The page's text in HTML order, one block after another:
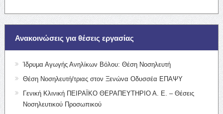
Ανακοινώσεις για θέσεις εργασίας
Ίδρυμα Αγωγής Ανηλίκων Βόλου: Θέση Νοσηλευτή
Θέση Νοσηλευτή/τριας στον Ξενώνα Οδυσσέα ΕΠΑΨΥ
Γενική Κλινική ΠΕΙΡΑΪΚΟ ΘΕΡΑΠΕΥΤΗΡΙΟ Α. Ε. – Θέσεις
Νοσηλευτικού Προσωπικού